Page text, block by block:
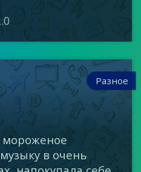
Разное
в очень